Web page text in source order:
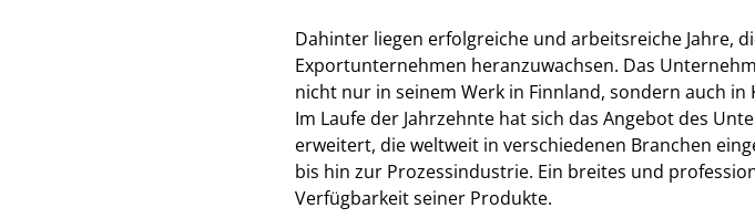
Dahinter liegen erfolgreiche und arbeitsreiche Jahre,
Exportunternehmen heranzuwachsen. Das
nicht nur in seinem Werk in Finnland, sondern auch
Im Laufe der Jahrzehnte hat sich das Angebot des
erweitert, die weltweit in verschiedenen Branchen
bis hin zur Prozessindustrie. Ein breites und
Verfügbarkeit seiner Produkte.